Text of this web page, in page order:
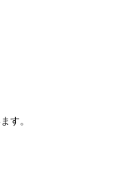
す。